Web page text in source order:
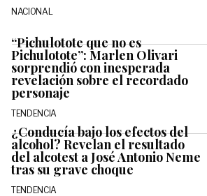
NACIONAL
“Pichulotote que no es
Pichulotote”: Marlen Olivari
sorprendió con inesperada
revelación sobre el recordado
personaje
TENDENCIA
¿Conducía bajo los efectos del
alcohol? Revelan el resultado
del alcotest a José Antonio Neme
tras su grave choque
TENDENCIA